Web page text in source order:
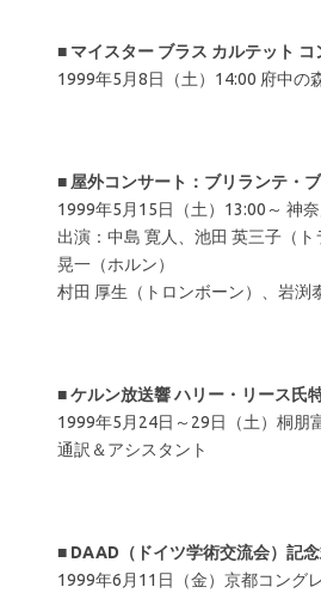
■ マイスター ブラス カルテット コ
1999年5月8日（土）14:00 府中の
■ 屋外コンサート：ブリランテ・
1999年5月15日（土）13:00～ 神
出演：中島 寛人、池田 英三子（
晃一（ホルン）
村田 厚生（トロンボーン）、岩渕
■ケルン放送響 ハリー・リース氏
1999年5月24日～29日（土）桐朋
通訳＆アシスタント
■ DAAD（ドイツ学術交流会）記
1999年6月11日（金）京都コング